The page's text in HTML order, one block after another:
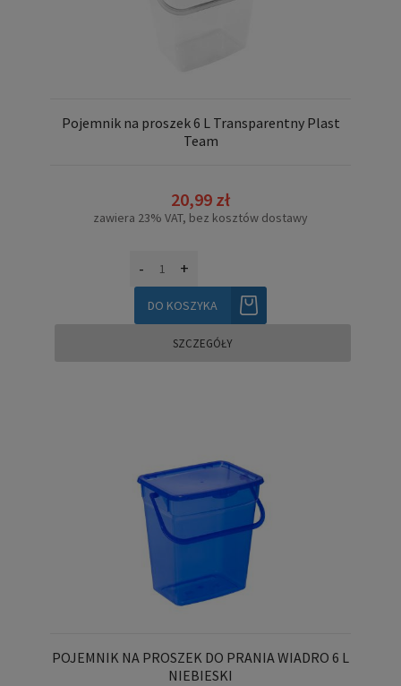
Pojemnik na proszek 6 L Transparentny Plast
Team
20,99 zł
zawiera 23% VAT, bez kosztów dostawy
- +
DO KOSZYKA
SZCZEGÓŁY
POJEMNIK NA PROSZEK DO PRANIA WIADRO 6 L
NIEBIESKI